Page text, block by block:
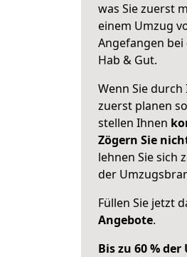
was Sie zuerst
einem Umzug
Angefangen
Hab & Gut.
Wenn Sie
zuerst planen
stellen Ihnen
Zögern Sie
lehnen Sie sich
der
Füllen Sie jetzt
Angebote.
Bis zu 60 %